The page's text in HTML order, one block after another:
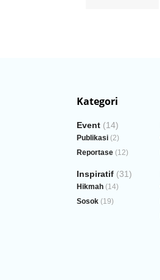
Kategori
Event(14)
Publikasi(2)
Reportase(12)
Inspiratif(31)
Hikmah(14)
Sosok(19)